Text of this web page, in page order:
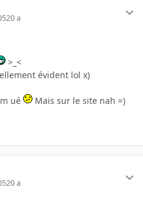
20 a
>_<
évident lol x)
ué
Mais sur le site nah =)
20 a